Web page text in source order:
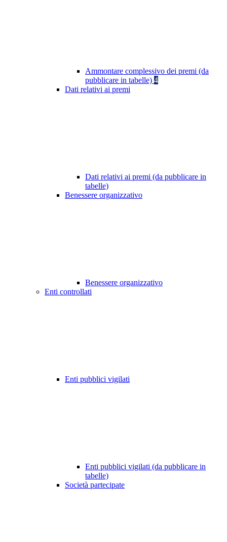
Ammontare complessivo dei premi (da
pubblicare in tabelle) 4
Dati relativi ai premi
Dati relativi ai premi (da pubblicare in
tabelle)
Benessere organizzativo
Benessere organizzativo
Enti controllati
Enti pubblici vigilati
Enti pubblici vigilati (da pubblicare in
tabelle)
Società partecipate